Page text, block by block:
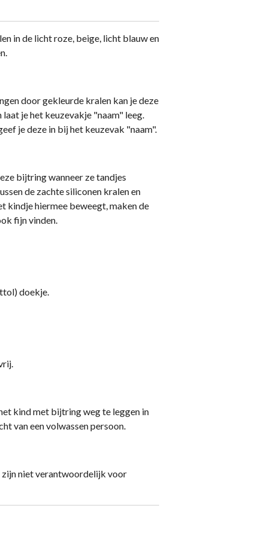
in de licht roze, beige, licht blauw en
door gekleurde kralen kan je deze
je het keuzevakje "naam" leeg.
je deze in bij het keuzevak "naam".
bijtring wanneer ze tandjes
de zachte siliconen kralen en
kindje hiermee beweegt, maken de
fijn vinden.
doekje.
kind met bijtring weg te leggen in
van een volwassen persoon.
niet verantwoordelijk voor